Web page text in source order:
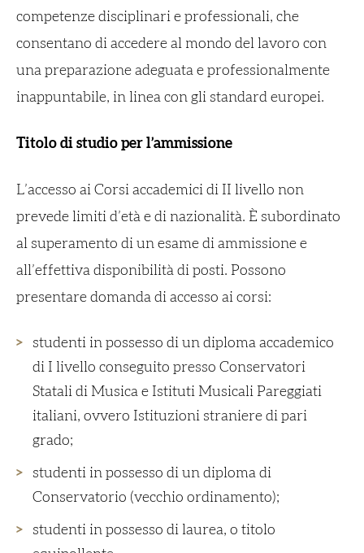
competenze disciplinari e professionali, che
consentano di accedere al mondo del lavoro con
una preparazione adeguata e professionalmente
inappuntabile, in linea con gli standard europei.
Titolo di studio per l’ammissione
L’accesso ai Corsi accademici di II livello non
prevede limiti d’età e di nazionalità. È subordinato
al superamento di un esame di ammissione e
all’effettiva disponibilità di posti. Possono
presentare domanda di accesso ai corsi:
studenti in possesso di un diploma accademico
di I livello conseguito presso Conservatori
Statali di Musica e Istituti Musicali Pareggiati
italiani, ovvero Istituzioni straniere di pari
grado;
studenti in possesso di un diploma di
Conservatorio (vecchio ordinamento);
studenti in possesso di laurea, o titolo